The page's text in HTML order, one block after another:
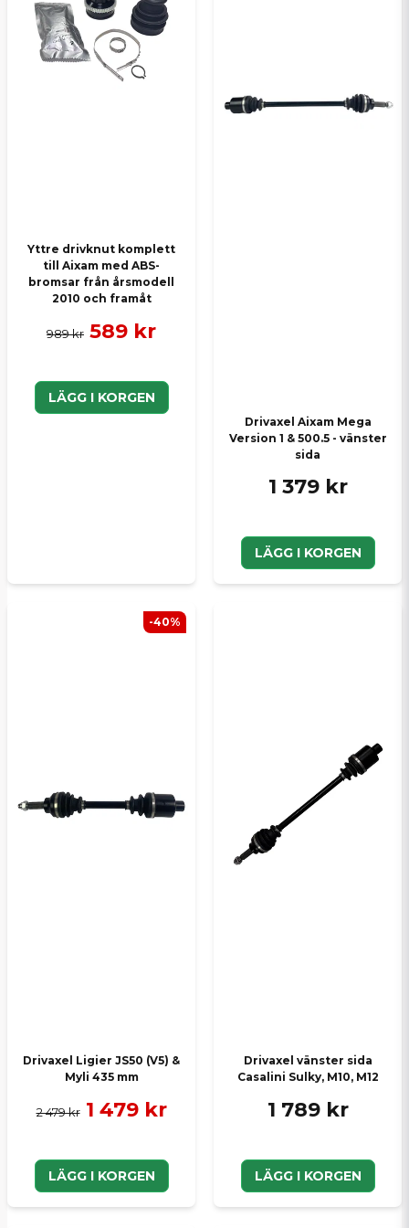
Yttre drivknut komplett
till Aixam med ABS-
bromsar från årsmodell
2010 och framåt
989 kr 589 kr
LÄGG I KORGEN
Drivaxel Aixam Mega
Version 1 & 500.5 - vänster
sida
1 379 kr
LÄGG I KORGEN
Drivaxel Ligier JS50 (V5) &
Myli 435 mm
2 479 kr 1 479 kr
LÄGG I KORGEN
-40%
Drivaxel vänster sida
Casalini Sulky, M10, M12
1 789 kr
LÄGG I KORGEN
Skicka en fråga